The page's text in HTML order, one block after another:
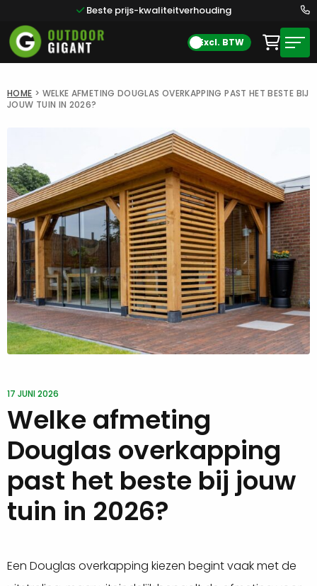
Beste prijs-kwaliteitverhouding
Excl. BTW
HOME > WELKE AFMETING DOUGLAS OVERKAPPING PAST HET BESTE BIJ
JOUW TUIN IN 2026?
17 JUNI 2026
Welke afmeting
Douglas overkapping
past het beste bij jouw
tuin in 2026?
Een Douglas overkapping kiezen begint vaak met de